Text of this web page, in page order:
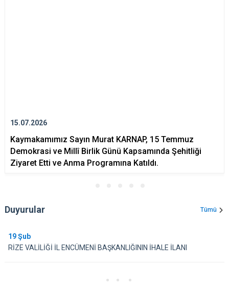
15.07.2026
Kaymakamımız Sayın Murat KARNAP, 15 Temmuz
Demokrasi ve Millî Birlik Günü Kapsamında Şehitliği
Ziyaret Etti ve Anma Programına Katıldı.
Duyurular Tümü
19Şub
RİZE VALİLİĞİ İL ENCÜMENİ BAŞKANLIĞININ İHALE İLANI